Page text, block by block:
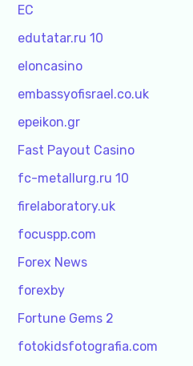
EC
edutatar.ru 10
eloncasino
embassyofisrael.co.uk
epeikon.gr
Fast Payout Casino
fc-metallurg.ru 10
firelaboratory.uk
focuspp.com
Forex News
forexby
Fortune Gems 2
fotokidsfotografia.com